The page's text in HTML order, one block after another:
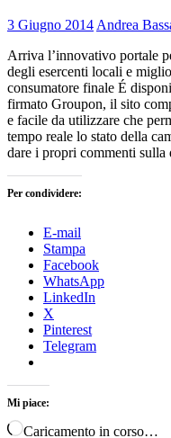
3 Giugno 2014 Andrea
Arriva l’innovativo portale
degli esercenti locali e
consumatore finale É
firmato Groupon, il sito
e facile da utilizzare che
tempo reale lo stato della
dare i propri commenti
Per condividere:
E-mail
Stampa
Facebook
WhatsApp
LinkedIn
X
Pinterest
Telegram
Mi piace:
Caricamento in corso…